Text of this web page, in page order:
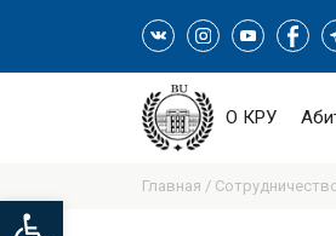
Open toolbar
О КРУ
Главная /